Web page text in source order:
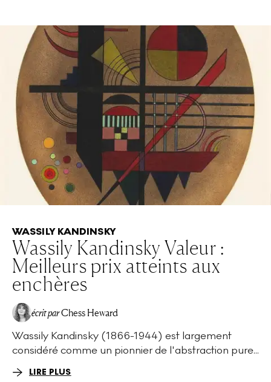
WASSILY KANDINSKY
Wassily Kandinsky Valeur :
Meilleurs prix atteints aux
enchères
écrit parChess Heward
Wassily Kandinsky (1866-1944) est largement
considéré comme un pionnier de l'abstraction pure...
LIRE PLUS